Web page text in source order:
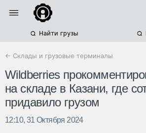
Найти грузы
← Склады и грузовые терминалы
Wildberries
на складе в Казани, где
придавило грузом
12:10, 31 Октября 2024